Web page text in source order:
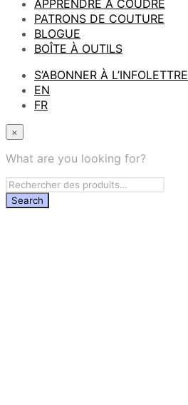
APPRENDRE À COUDRE
PATRONS DE COUTURE
BLOGUE
BOÎTE À OUTILS
S’ABONNER À L’INFOLETTRE
EN
FR
×
What are you looking for?